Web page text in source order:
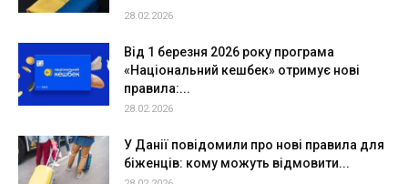
28.02.2026
Від 1 березня 2026 року програма
«Національний кешбек» отримує нові
правила:...
28.02.2026
У Данії повідомили про нові правила для
біженців: кому можуть відмовити...